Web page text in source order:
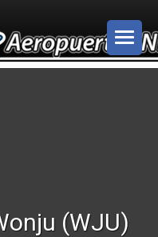
(WJU)